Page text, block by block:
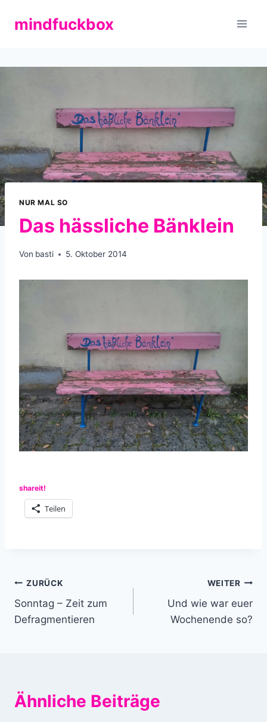
Inhaltmindfuckbox
NUR MAL SO
Das hässliche Bänklein
Von basti 5. Oktober 2014
shareit!
Teilen
Beitragsnavigation
ZURÜCK
Sonntag – Zeit zum
Defragmentieren
WEITER
Und wie war euer
Wochenende so?
Ähnliche Beiträge